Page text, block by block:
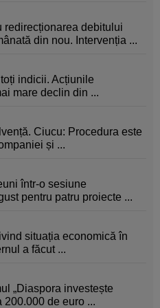
redirecționarea debitului
din nou. Intervenția ...
indicii. Acțiunile
mare declin din ...
Ciucu: Procedura este
și ...
într-o sesiune
pentru patru proiecte ...
situația economică în
a făcut ...
„Diaspora investește
200.000 de euro ...